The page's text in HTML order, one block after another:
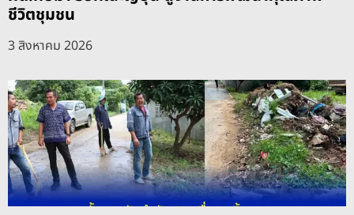
ชีวิตชุมชน
3 สิงหาคม 2026